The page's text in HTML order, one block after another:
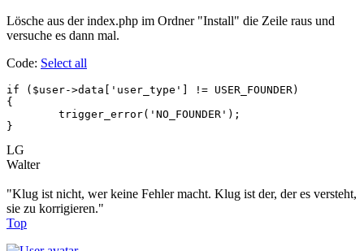
Lösche aus der index.php im Ordner "Install" die Zeile raus und
versuche es dann mal.
Code: Select all
if ($user->data['user_type'] != USER_FOUNDER)
{
}
LG
Walter
"Klug ist nicht, wer keine Fehler macht. Klug ist der, der es versteht,
sie zu korrigieren."
Top